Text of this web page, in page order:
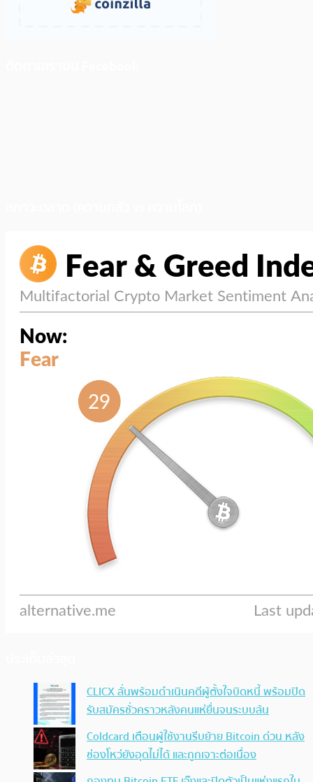
CLICX ลั่นพร้อมดำเนินคดีผู้ตั้งใจบิดหนี้ พร้อมปิด
รับสมัครชั่วคราวหลังคนแห่ยื่นจนระบบล้น
Coldcard เตือนผู้ใช้งานรีบย้าย Bitcoin ด่วน หลัง
ช่องโหว่ยังอุดไม่ได้ และถูกเจาะต่อเนื่อง